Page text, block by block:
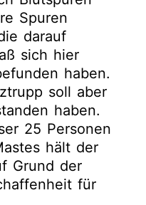
Spuren
darauf
sich hier
haben.
soll aber
haben.
25 Personen
hält der
Grund der
für